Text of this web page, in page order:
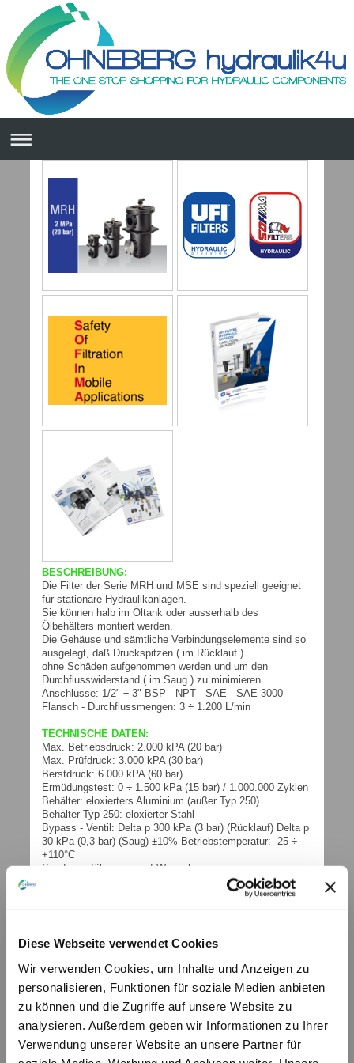
Diese Webseite verwendet Cookies
Wir verwenden Cookies, um Inhalte und Anzeigen zu
personalisieren, Funktionen für soziale Medien anbieten
zu können und die Zugriffe auf unsere Website zu
analysieren. Außerdem geben wir Informationen zu Ihrer
Verwendung unserer Website an unsere Partner für
BESCHREIBUNG:
Die Filter der Serie MRH und MSE sind speziell geeignet
für stationäre Hydraulikanlagen.
Sie können halb im Öltank oder ausserhalb des
Ölbehälters montiert werden.
Die Gehäuse und sämtliche Verbindungselemente sind so
ausgelegt, daß Druckspitzen ( im Rücklauf )
ohne Schäden aufgenommen werden und um den
Durchflusswiderstand ( im Saug ) zu minimieren.
Anschlüsse: 1/2" ÷ 3" BSP - NPT - SAE - SAE 3000
Flansch - Durchflussmengen: 3 ÷ 1.200 L/min
TECHNISCHE DATEN:
Max. Betriebsdruck: 2.000 kPA (20 bar)
Max. Prüfdruck: 3.000 kPA (30 bar)
Berstdruck: 6.000 kPA (60 bar)
Ermüdungstest: 0 ÷ 1.500 kPa (15 bar) / 1.000.000 Zyklen
Behälter: eloxierters Aluminium (außer Typ 250)
Behälter Typ 250: eloxierter Stahl
Bypass - Ventil: Delta p 300 kPa (3 bar) (Rücklauf) Delta p
30 kPa (0,3 bar) (Saug) ±10% Betriebstemperatur: -25 ÷
+110°C
Sonderausführungen auf Wunsch
Anorganische Fasern: 3µ - 6µ - 12µ - 25µ Abs.
Sonderausführungen auf Wunsch.
KOLLAPSDRUCK DES FILTERELEMENTS
Standard: Delta p 1.000 kPa (10 bar)
DICHTUNGEN
Standard: Buna-N Auf Wunsch: FKM - Fluoroelastomer
weitere technische Informationen (PDF)
FRD-MRH
© by hydraulik4u - ÄNDERUNGEN